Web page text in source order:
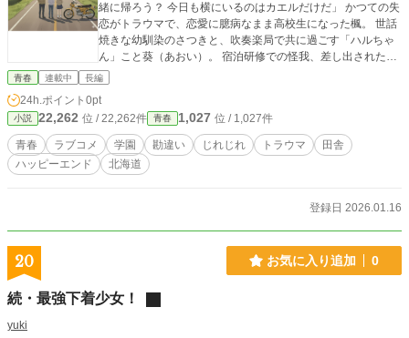
緒に帰ろう？ 今日も横にいるのはカエルだけだ」 かつての失
恋がトラウマで、恋愛に臆病なまま高校生になった楓。 世話
焼きな幼馴染のさつきと、吹奏楽局で共に過ごす「ハルちゃ
ん」こと葵（あおい）。 宿泊研修での怪我、差し出された背
中の温もり。 本当の想いに気付きながらも、壊れるのが怖く
器用すぎる「吹奏楽局」の日常。 過去のコンプレックス、隠
し通したい本音、そしてすれ違い。 カエルしかいなかった田
んぼ道に、誰かと二人乗りの風は吹くのか？ 【2月1日より新
体制・週2回（日・水）配信スタート】 ※初期エピソードの
大幅リライトも並行して実施中！ Twitter不在のため、皆様の
青春 連載中 長編
24h.ポイント 0pt
小説 22,262 位 / 22,262件 青春 1,027 位 / 1,027件
青春 ラブコメ 学園 勘違い じれじれ トラウマ
田舎
ハッピーエンド
北海道
登録日 2026.01.16
20 お気に入り追加 0
続・最強下着少女！
yuki